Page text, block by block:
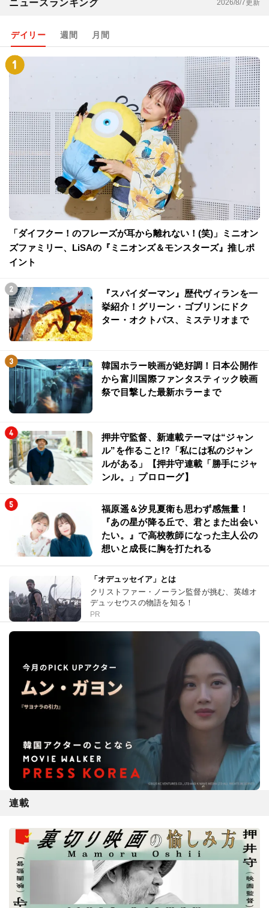
ニュースランキング 2026/8/7更新
デイリー 週間 月間
「ダイフクー！のフレーズが耳から離れない！(笑)」ミニオン
ズファミリー、LiSAの『ミニオンズ＆モンスターズ』推しポ
イント
『スパイダーマン』歴代ヴィランを一
挙紹介！グリーン・ゴブリンにドク
ター・オクトパス、ミステリオまで
韓国ホラー映画が絶好調！日本公開作
から富川国際ファンタスティック映画
祭で目撃した最新ホラーまで
押井守監督、新連載テーマは“ジャン
ル”を作ること!?「私には私のジャン
ルがある」【押井守連載「勝手にジャ
ンル。」プロローグ】
福原遥＆汐見夏衛も思わず感無量！
『あの星が降る丘で、君とまた出会い
たい。』で高校教師になった主人公の
想いと成長に胸を打たれる
「オデュッセイア」とは
クリストファー・ノーラン監督が挑む、英雄オ
デュッセウスの物語を知る！
PR
連載